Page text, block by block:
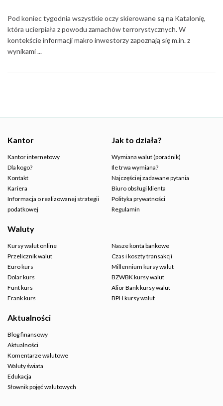
Pod koniec tygodnia wszystkie oczy skierowane są na Katalonię,
która ucierpiała z powodu zamachów terrorystycznych. W
kontekście informacji makro inwestorzy zapoznają się m.in. z
wynikami ...
Kantor
Kantor internetowy
Dla kogo?
Kontakt
Kariera
Informacja o realizowanej strategii
podatkowej
Jak to działa?
Wymiana walut (poradnik)
Ile trwa wymiana?
Najczęściej zadawane pytania
Biuro obsługi klienta
Polityka prywatności
Regulamin
Waluty
Kursy walut online
Przelicznik walut
Euro kurs
Dolar kurs
Funt kurs
Frank kurs
Nasze konta bankowe
Czas i koszty transakcji
Millennium kursy walut
BZWBK kursy walut
Alior Bank kursy walut
BPH kursy walut
Aktualności
Blog finansowy
Aktualności
Komentarze walutowe
Waluty świata
Edukacja
Słownik pojęć walutowych